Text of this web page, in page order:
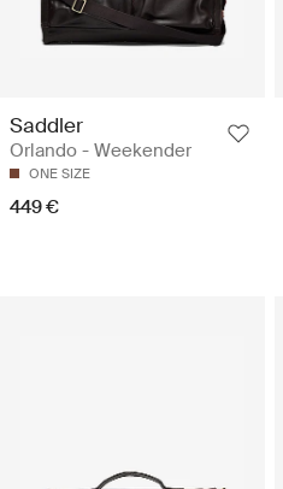
Saddler
Orlando - Weekender
ONE SIZE
449 €